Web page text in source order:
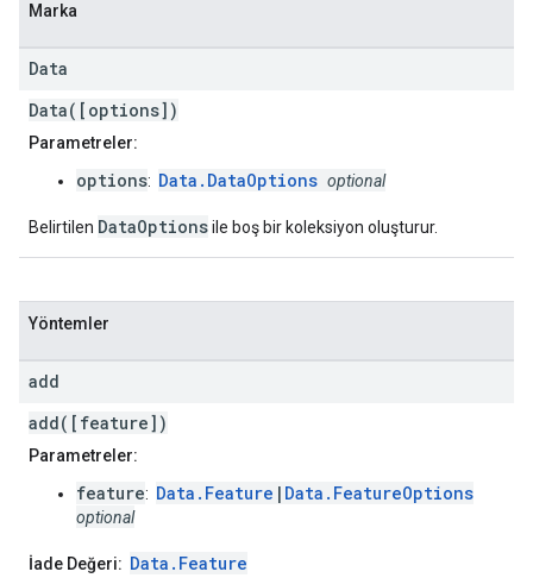
Marka
Data
Data([options])
Parametreler:
options: Data.DataOptions optional
Belirtilen DataOptionsile boş bir koleksiyon oluşturur.
Yöntemler
add
add([feature])
Parametreler:
feature: Data.Feature | Data.FeatureOptions
optional
İade Değeri: Data.Feature